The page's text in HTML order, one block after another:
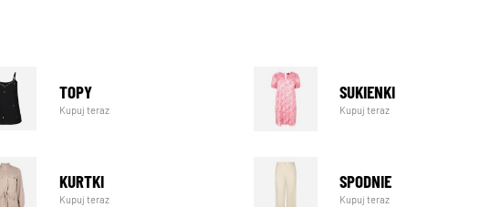
TOPY
Kupuj teraz
SUKIENKI
Kupuj teraz
KURTKI
Kupuj teraz
SPODNIE
Kupuj teraz